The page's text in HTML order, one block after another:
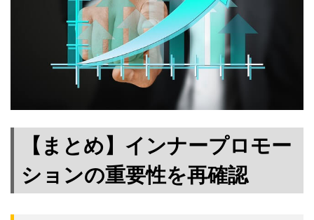
【まとめ】インナープロモー
ションの重要性を再確認